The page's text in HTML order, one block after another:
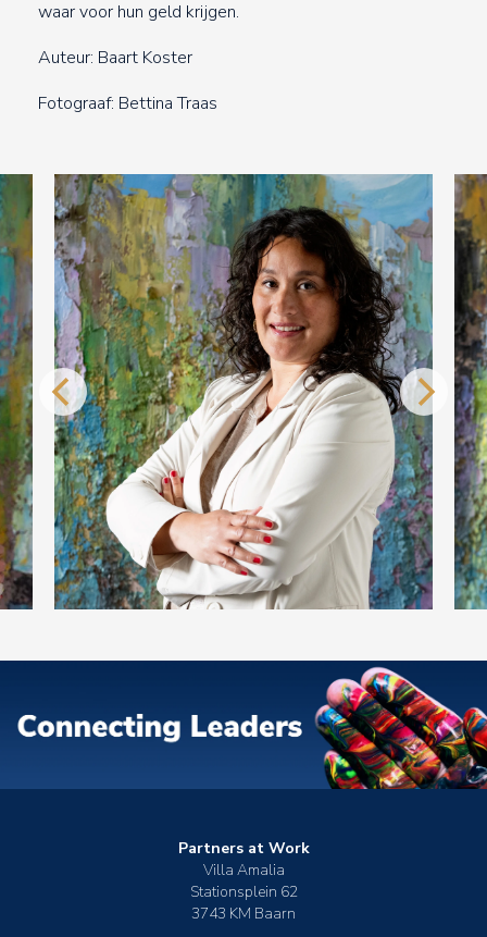
waar voor hun geld krijgen.
Auteur: Baart Koster
Fotograaf: Bettina Traas
Partners at Work
Villa Amalia
Stationsplein 62
3743 KM Baarn